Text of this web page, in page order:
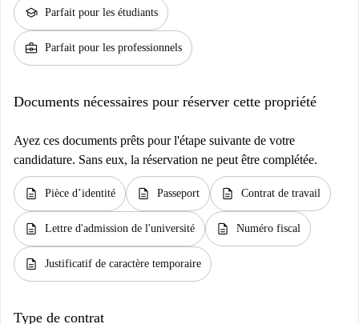
school Parfait pour les étudiants
business_center Parfait pour les professionnels
Documents nécessaires pour réserver cette propriété
Ayez ces documents prêts pour l'étape suivante de votre
candidature. Sans eux, la réservation ne peut être complétée.
description Pièce d’identité description Passeport description Contrat de travail
description Lettre d'admission de l'université description Numéro fiscal
description Justificatif de caractère temporaire
Type de contrat